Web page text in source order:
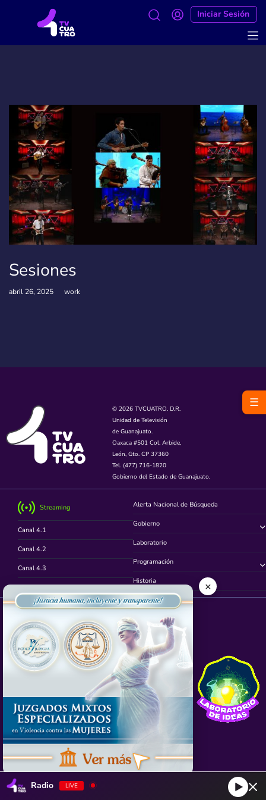
Iniciar Sesión
Sesiones
abril 26, 2025 work
© 2026 TVCUATRO. D.R.
Unidad de Televisión
de Guanajuato.
Oaxaca #501 Col. Arbide,
León, Gto. CP 37360
Tel. (477) 716-1820
Gobierno del Estado de Guanajuato.
Streaming
Canal 4.1
Canal 4.2
Canal 4.3
Canal 4.4
Alerta Nacional de Búsqueda
Gobierno
Laboratorio
Programación
Historia
Síguenos en
App TVCUATRO
Radio LIVE
☰
×